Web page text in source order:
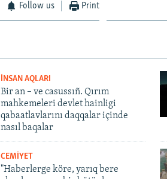
Follow us Print
İNSAN AQLARI
Bir an – ve casussıñ. Qırım
mahkemeleri devlet hainligi
qabaatlavlarını daqqalar içinde
nasıl baqalar
CEMİYET
"Haberlerge köre, yarıq bere